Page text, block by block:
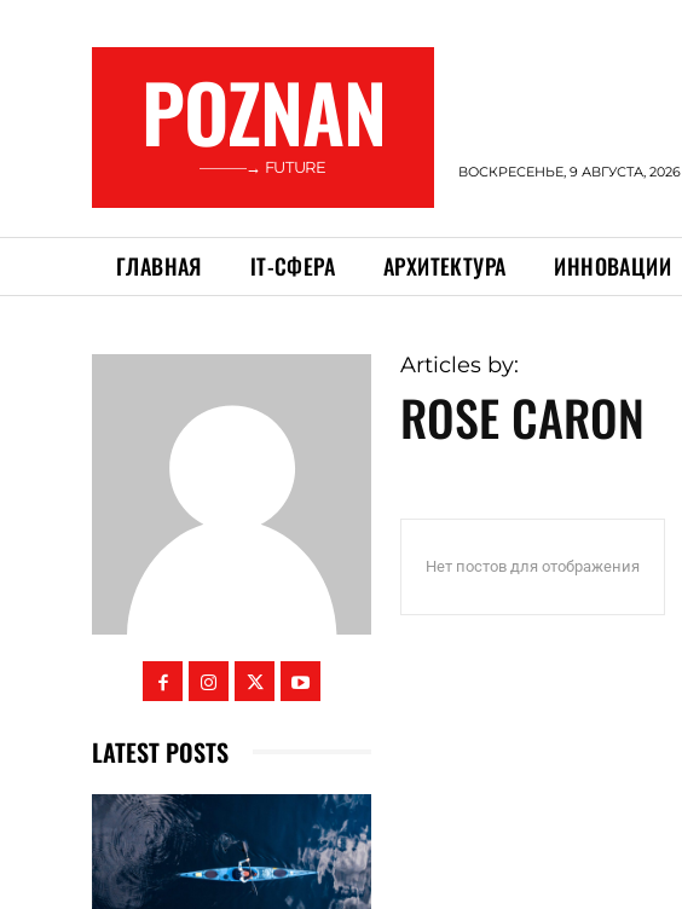
POZNAN
———→ FUTURE ВОСКРЕСЕНЬЕ, 9 АВГУСТА, 2026
ГЛАВНАЯ ІТ-СФЕРА АРХИТЕКТУРА ИННОВАЦИИ
LATEST POSTS
Articles by:
ROSE CARON
Нет постов для отображения